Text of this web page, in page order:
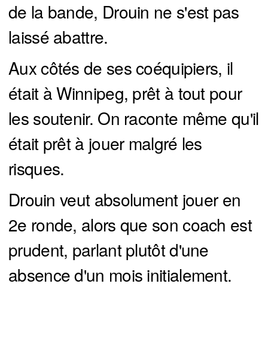
de la bande, Drouin ne s'est pas
laissé abattre.
Aux côtés de ses coéquipiers, il
était à Winnipeg, prêt à tout pour
les soutenir. On raconte même qu'il
était prêt à jouer malgré les
risques.
Drouin veut absolument jouer en
2e ronde, alors que son coach est
prudent, parlant plutôt d'une
absence d'un mois initialement.